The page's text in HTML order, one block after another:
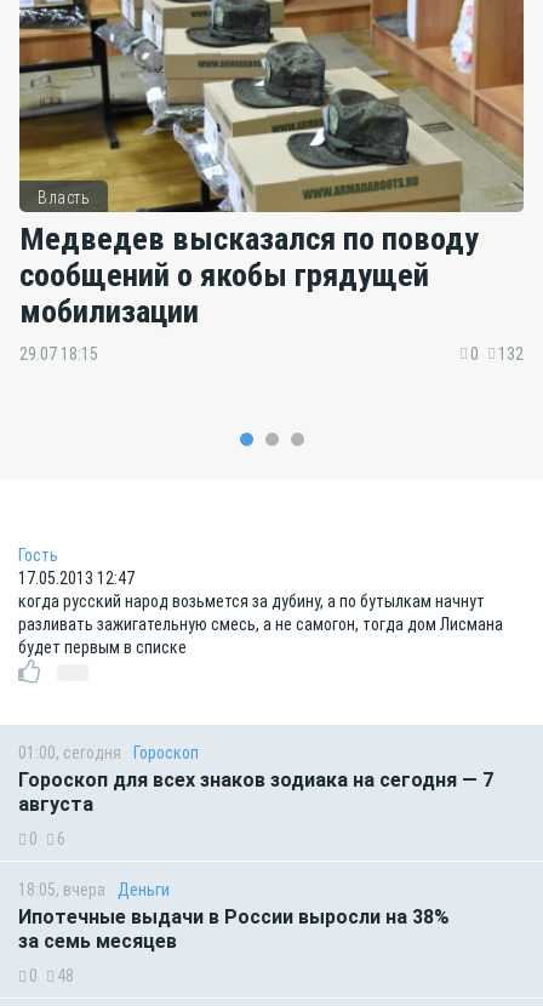
Власть
Медведев высказался по поводу
сообщений о якобы грядущей
мобилизации
29.07 18:15 0 132
Гость
17.05.2013 12:47
когда русский народ возьмется за дубину, а по бутылкам начнут
разливать зажигательную смесь, а не самогон, тогда дом Лисмана
будет первым в списке
01:00, сегодня Гороскоп
Гороскоп для всех знаков зодиака на сегодня — 7
августа
0 6
18:05, вчера Деньги
Ипотечные выдачи в России выросли на 38%
за семь месяцев
0 48